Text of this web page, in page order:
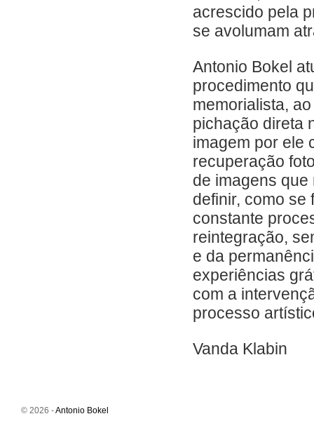
acrescido pela
se avolumam
Antonio Bokel
procedimento
memorialista,
pichação direta
imagem por ele
recuperação
de imagens
definir, como se
constante
reintegração,
e da
experiências
com a
processo
Vanda Klabin
© 2026 -Antonio Bokel